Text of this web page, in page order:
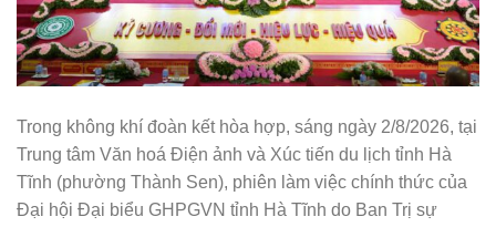
Trong không khí đoàn kết hòa hợp, sáng ngày 2/8/2026, tại
Trung tâm Văn hoá Điện ảnh và Xúc tiến du lịch tỉnh Hà
Tĩnh (phường Thành Sen), phiên làm việc chính thức của
Đại hội Đại biểu GHPGVN tỉnh Hà Tĩnh do Ban Trị sự